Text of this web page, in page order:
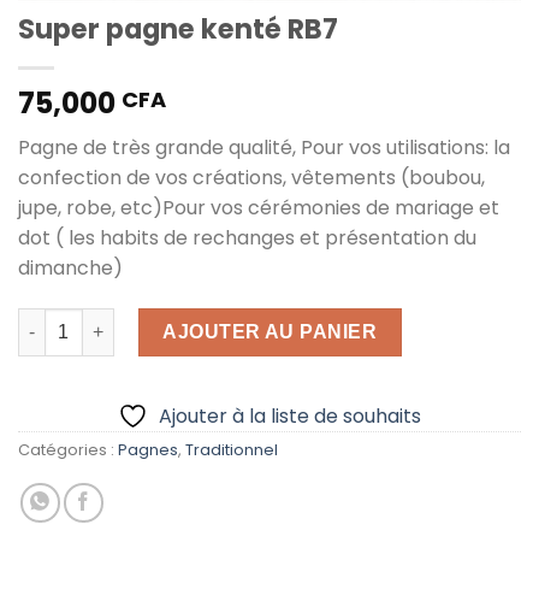
Super pagne kenté RB7
75,000 CFA
Pagne de très grande qualité, Pour vos utilisations: la
confection de vos créations, vêtements (boubou,
jupe, robe, etc)Pour vos cérémonies de mariage et
dot ( les habits de rechanges et présentation du
dimanche)
quantité de Super pagne kenté RB7
AJOUTER AU PANIER
Ajouter à la liste de souhaits
Catégories : Pagnes, Traditionnel